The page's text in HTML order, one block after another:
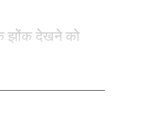
झोंक देखने को